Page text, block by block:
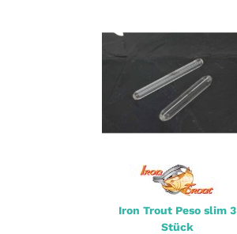
Iron Trout Peso slim 3
Stück